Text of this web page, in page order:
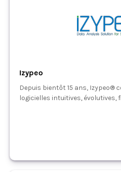
Izypeo
Depuis bientôt 15 ans, Izypeo®
logicielles intuitives, évolutives,